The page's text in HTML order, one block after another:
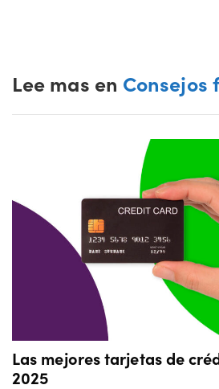
Lee mas en Consejos
Las mejores tarjetas de
2025